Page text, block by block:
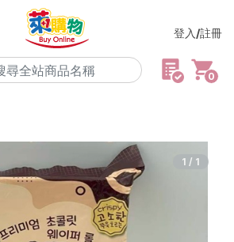
登入/註冊
0
米大師
海瑞、蔥阿伯
傘 風扇 柑心良品 樂廚
颱風
1/1